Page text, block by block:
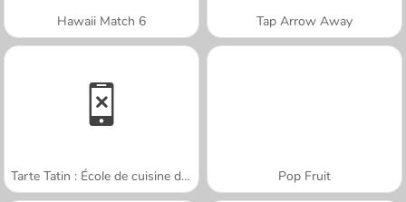
Hawaii Match 6 Tap Arrow Away
Tarte Tatin : École de cuisine de Sara Pop Fruit